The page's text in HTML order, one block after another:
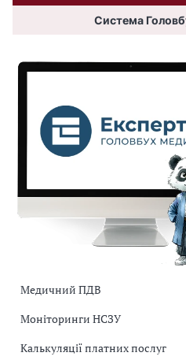
Система
Медичний ПДВ
Моніторинги НСЗУ
Калькуляції платних послуг